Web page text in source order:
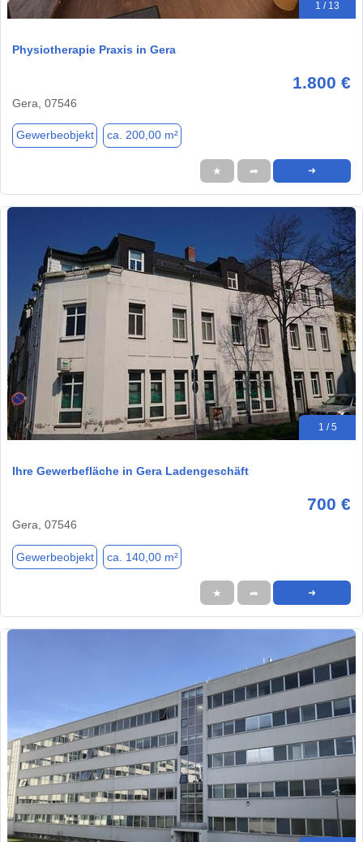
1 / 13
Physiotherapie Praxis in Gera
1.800 €
Gera, 07546
Gewerbeobjekt ca. 200,00 m²
★ ➦ ➜
1 / 5
Ihre Gewerbefläche in Gera Ladengeschäft
700 €
Gera, 07546
Gewerbeobjekt ca. 140,00 m²
★ ➦ ➜